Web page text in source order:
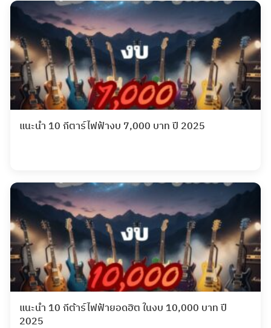
แนะนำ 10 กีตาร์ไฟฟ้างบ 7,000 บาท ปี 2025
แนะนำ 10 กีต้าร์ไฟฟ้ายอดฮิต ในงบ 10,000 บาท ปี
2025